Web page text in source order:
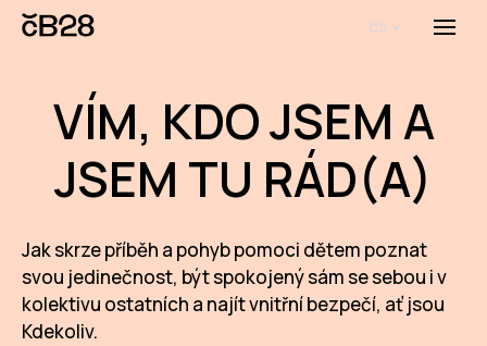
Menu
cs
VÍM, KDO JSEM A
JSEM TU RÁD(A)
Jak skrze příběh a pohyb pomoci dětem poznat
svou jedinečnost, být spokojený sám se sebou i v
kolektivu ostatních a najít vnitřní bezpečí, ať jsou
Kdekoliv.